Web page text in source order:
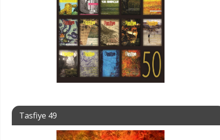
Tasfiye 49